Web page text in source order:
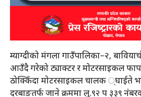
म्याग्दीको मंगला गाउँपालिका–२,
आउँदै गरेको ट्याक्टर र मोटरसाइकल
ठोक्किँदा मोटरसाइकल चालक ्घाईते
दरबाङतर्फ जाने क्रममा लु.९२ प ३३९